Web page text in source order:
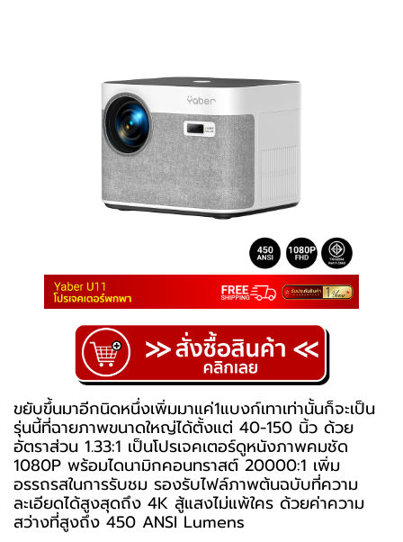
ขยับขึ้นมาอีกนิดหนึ่งเพิ่มมาแค่1แบงก์เทาเท่านั้นก็จะเป็น
รุ่นนี้ที่ฉายภาพขนาดใหญ่ได้ตั้งแต่ 40-150 นิ้ว ด้วย
อัตราส่วน 1.33:1 เป็นโปรเจคเตอร์ดูหนังภาพคมชัด
1080P พร้อมไดนามิกคอนทราสต์ 20000:1 เพิ่ม
อรรถรสในการรับชม รองรับไฟล์ภาพต้นฉบับที่ความ
ละเอียดได้สูงสุดถึง 4K สู้แสงไม่แพ้ใคร ด้วยค่าความ
สว่างที่สูงถึง 450 ANSI Lumens